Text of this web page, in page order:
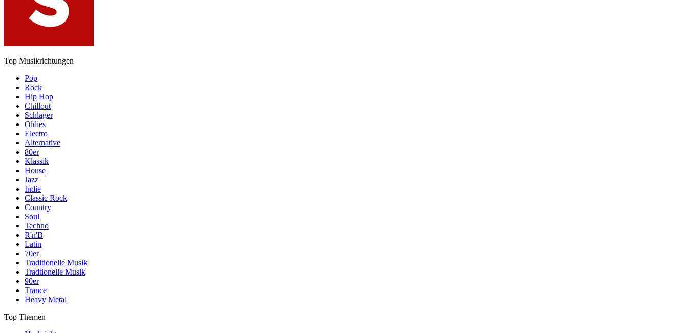
Top Musikrichtungen
Pop
Rock
Hip Hop
Chillout
Schlager
Oldies
Electro
Alternative
80er
Klassik
House
Jazz
Indie
Classic Rock
Country
Soul
Techno
R'n'B
Latin
70er
Traditionelle Musik
Tradtionelle Musik
90er
Trance
Heavy Metal
Top Themen